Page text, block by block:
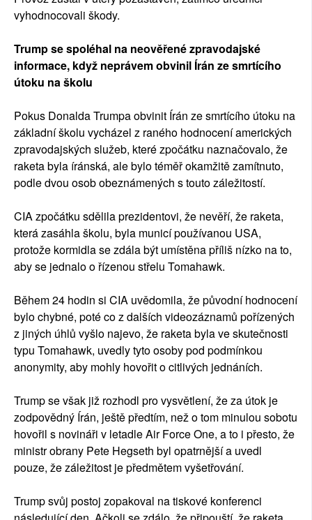
vyhodnocovali škody.
Trump se spoléhal na neověřené zpravodajské
informace, když neprávem obvinil Írán ze smrtícího
útoku na školu
Pokus Donalda Trumpa obvinit Írán ze smrtícího útoku na
základní školu vycházel z raného hodnocení amerických
zpravodajských služeb, které zpočátku naznačovalo, že
raketa byla íránská, ale bylo téměř okamžitě zamítnuto,
podle dvou osob obeznámených s touto záležitostí.
CIA zpočátku sdělila prezidentovi, že nevěří, že raketa,
která zasáhla školu, byla municí používanou USA,
protože kormidla se zdála být umístěna příliš nízko na to,
aby se jednalo o řízenou střelu Tomahawk.
Během 24 hodin si CIA uvědomila, že původní hodnocení
bylo chybné, poté co z dalších videozáznamů pořízených
z jiných úhlů vyšlo najevo, že raketa byla ve skutečnosti
typu Tomahawk, uvedly tyto osoby pod podmínkou
anonymity, aby mohly hovořit o citlivých jednáních.
Trump se však již rozhodl pro vysvětlení, že za útok je
zodpovědný Írán, ještě předtím, než o tom minulou sobotu
hovořil s novináři v letadle Air Force One, a to i přesto, že
ministr obrany Pete Hegseth byl opatrnější a uvedl
pouze, že záležitost je předmětem vyšetřování.
Trump svůj postoj zopakoval na tiskové konferenci